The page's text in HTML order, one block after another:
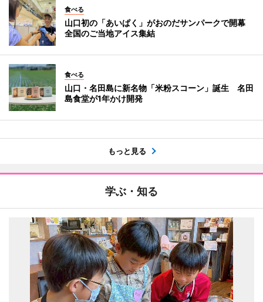
食べる
山口初の「あいぱく」がおのだサンパークで開幕
全国のご当地アイス集結
食べる
山口・名田島に新名物「米粉スコーン」誕生 名田
島食堂が1年かけ開発
もっと見る
学ぶ・知る